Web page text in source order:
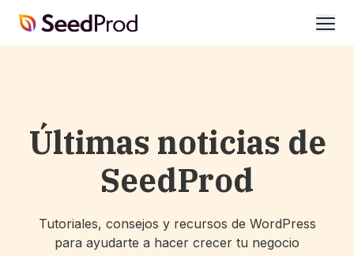
SeedProd
Últimas noticias de
SeedProd
Tutoriales, consejos y recursos de WordPress
para ayudarte a hacer crecer tu negocio